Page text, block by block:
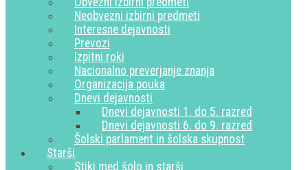
Neobvezni izbirni predmeti
Interesne dejavnosti
Prevozi
Izpitni roki
Nacionalno preverjanje znanja
Organizacija pouka
Dnevi dejavnosti
Dnevi dejavnosti 1. do 5. razred
Dnevi dejavnosti 6. do 9. razred
Šolski parlament in šolska skupnost
Starši
Stiki med šolo in starši